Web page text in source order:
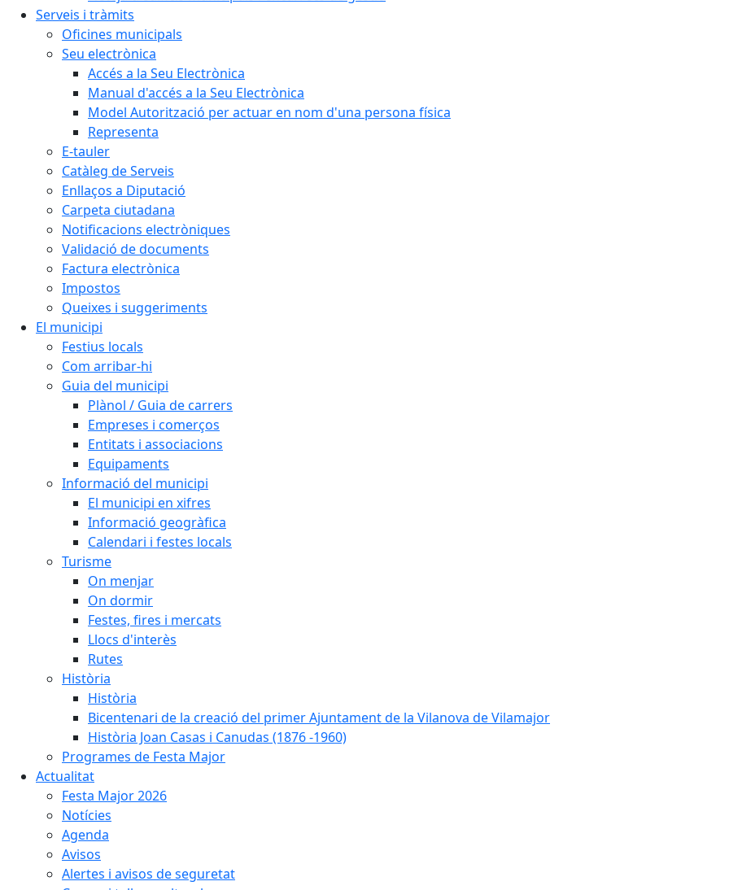
Serveis i tràmits
Oficines municipals
Seu electrònica
Accés a la Seu Electrònica
Manual d'accés a la Seu Electrònica
Model Autorització per actuar en nom d'una persona física
Representa
E-tauler
Catàleg de Serveis
Enllaços a Diputació
Carpeta ciutadana
Notificacions electròniques
Validació de documents
Factura electrònica
Impostos
Queixes i suggeriments
El municipi
Festius locals
Com arribar-hi
Guia del municipi
Plànol / Guia de carrers
Empreses i comerços
Entitats i associacions
Equipaments
Informació del municipi
El municipi en xifres
Informació geogràfica
Calendari i festes locals
Turisme
On menjar
On dormir
Festes, fires i mercats
Llocs d'interès
Rutes
Història
Història
Bicentenari de la creació del primer Ajuntament de la Vilanova de Vilamajor
Història Joan Casas i Canudas (1876 -1960)
Programes de Festa Major
Actualitat
Festa Major 2026
Notícies
Agenda
Avisos
Alertes i avisos de seguretat